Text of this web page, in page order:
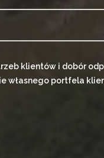
klientów i dobór
własnego portfela